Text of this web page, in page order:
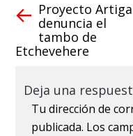
Proyecto
denuncia el
tambo de
Etchevehere
Deja una
Tu dirección de
publicada. Los